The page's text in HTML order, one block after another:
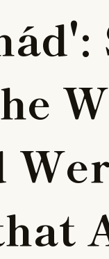
ád':
he W
We
hat